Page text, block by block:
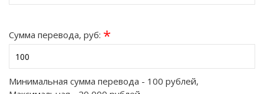
Сумма перевода, руб: *
Минимальная сумма перевода - 100 рублей,